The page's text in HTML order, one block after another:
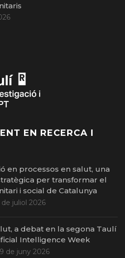
EN RECERCA I
en processos en salut, una
per transformar el
i social de Catalunya
de juliol 2026
a debat en la segona Taulí
Intelligence Week
de juny 2026